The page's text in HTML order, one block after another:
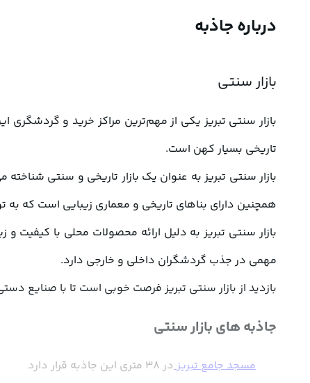
درباره جاذبه
بازار سنتی
تاریخی بسیار کهن است.
همچنین دارای بناهای تاریخی و معماری زیبایی است که به توریست‌ها فرصت می‌دهد تا علاوه بر خرید، از زیبایی‌های معماری سنتی این
مهمی در جذب گردشگران داخلی و خارجی دارد.
بازدید از بازار سنتی تبریز فرصت خوبی است تا با صنایع دستی،
جاذبه های بازار سنتی
مسجد جامع تبریز در 38 متری این جاذبه قرار دارد